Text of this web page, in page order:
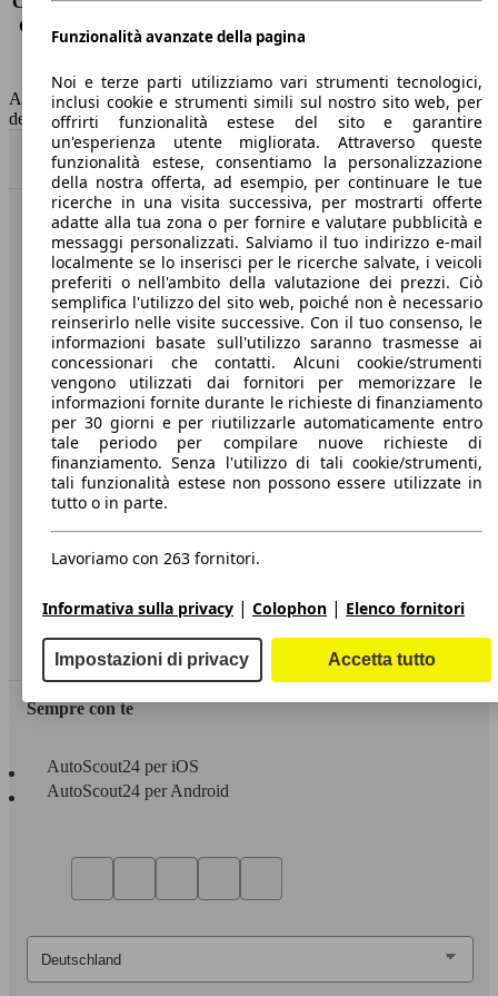
Consumo (combinato)*
5.9 l/100km
Capacità del serbatoio
52 l
AutoScout24 non si assume alcuna responsabilità per la correttezza
dei dati.
Torna su
Benvenuti su AutoScout24, il mercato auto europeo.
Società
A proposito di AutoScout24
Stampa
Media
Condizioni generali
Informazioni
Privacy
Dichiarazione di Accessibilità
Servizi
Area rivenditori
Sempre con te
AutoScout24 per iOS
AutoScout24 per Android
Funzionalità avanzate della pagina
Noi e terze parti utilizziamo vari strumenti tecnologici,
inclusi cookie e strumenti simili sul nostro sito web, per
offrirti funzionalità estese del sito e garantire
un'esperienza utente migliorata. Attraverso queste
funzionalità estese, consentiamo la personalizzazione
della nostra offerta, ad esempio, per continuare le tue
ricerche in una visita successiva, per mostrarti offerte
adatte alla tua zona o per fornire e valutare pubblicità e
messaggi personalizzati. Salviamo il tuo indirizzo e-mail
localmente se lo inserisci per le ricerche salvate, i veicoli
preferiti o nell'ambito della valutazione dei prezzi. Ciò
semplifica l'utilizzo del sito web, poiché non è necessario
reinserirlo nelle visite successive. Con il tuo consenso, le
informazioni basate sull'utilizzo saranno trasmesse ai
concessionari che contatti. Alcuni cookie/strumenti
vengono utilizzati dai fornitori per memorizzare le
informazioni fornite durante le richieste di finanziamento
per 30 giorni e per riutilizzarle automaticamente entro
tale periodo per compilare nuove richieste di
finanziamento. Senza l'utilizzo di tali cookie/strumenti,
tali funzionalità estese non possono essere utilizzate in
tutto o in parte.
Lavoriamo con 263 fornitori.
Informativa sulla privacy | Colophon | Elenco fornitori
Impostazioni di privacy Accetta tutto